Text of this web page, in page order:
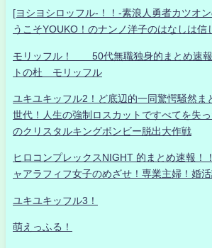
[ヨシヨシロッフル-！！-素浪人勇者カツオ
うこそYOUKO！のナンノ洋子のはなしは信
モリッフル！ 50代無職独身的まとめ速報
トの杜 モリッフル
ユキユキッフル2！ど底辺的一同驚愕騒然ま
世代！人生の強制ロスカットですべてを失
のクリスタルキングボンビー脱出大作戦
ヒロコンプレックスNIGHT 的まとめ速報！
ャアラフィフ女子のめざせ！専業主婦！婚
ユキユキッフル3！
萌えっふる！